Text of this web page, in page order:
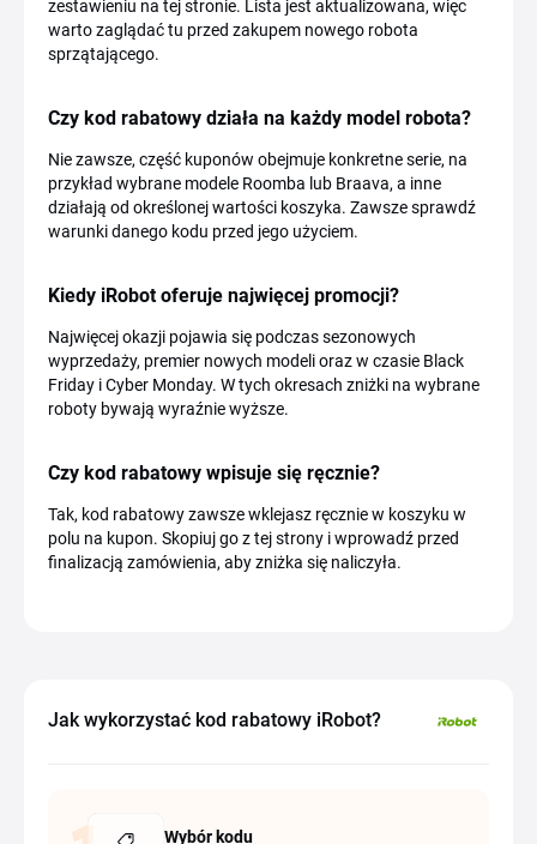
zestawieniu na tej stronie. Lista jest aktualizowana, więc
warto zaglądać tu przed zakupem nowego robota
sprzątającego.
Czy kod rabatowy działa na każdy model robota?
Nie zawsze, część kuponów obejmuje konkretne serie, na
przykład wybrane modele Roomba lub Braava, a inne
działają od określonej wartości koszyka. Zawsze sprawdź
warunki danego kodu przed jego użyciem.
Kiedy iRobot oferuje najwięcej promocji?
Najwięcej okazji pojawia się podczas sezonowych
wyprzedaży, premier nowych modeli oraz w czasie Black
Friday i Cyber Monday. W tych okresach zniżki na wybrane
roboty bywają wyraźnie wyższe.
Czy kod rabatowy wpisuje się ręcznie?
Tak, kod rabatowy zawsze wklejasz ręcznie w koszyku w
polu na kupon. Skopiuj go z tej strony i wprowadź przed
finalizacją zamówienia, aby zniżka się naliczyła.
Jak wykorzystać kod rabatowy iRobot?
Wybór kodu